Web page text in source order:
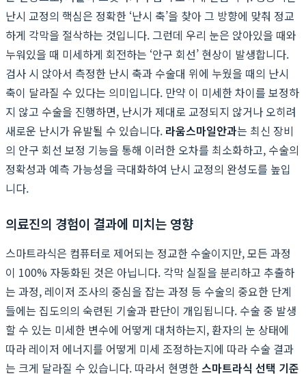
난시 교정의 핵심은 정확한 ‘난시 축’을 찾아 그 방향에 맞춰 정교
하게 각막을 절삭하는 것입니다. 그런데 우리 눈은 앉아있을 때와
누워있을 때 미세하게 회전하는 ‘안구 회선’ 현상이 발생합니다.
검사 시 앉아서 측정한 난시 축과 수술대 위에 누웠을 때의 난시
축이 달라질 수 있다는 의미입니다. 만약 이 미세한 차이를 보정하
지 않고 수술을 진행하면, 난시가 제대로 교정되지 않거나 오히려
새로운 난시가 유발될 수 있습니다. 라움스마일안과는 최신 장비
의 안구 회선 보정 기능을 통해 이러한 오차를 최소화하고, 수술의
정확성과 예측 가능성을 극대화하여 난시 교정의 완성도를 높입
니다.
의료진의 경험이 결과에 미치는 영향
스마트라식은 컴퓨터로 제어되는 정교한 수술이지만, 모든 과정
이 100% 자동화된 것은 아닙니다. 각막 실질을 분리하고 추출하
는 과정, 레이저 조사의 중심을 잡는 과정 등 수술의 중요한 단계
들에는 집도의의 숙련된 기술과 판단이 개입됩니다. 수술 중 발생
할 수 있는 미세한 변수에 어떻게 대처하는지, 환자의 눈 상태에
따라 레이저 에너지를 어떻게 미세 조정하는지에 따라 수술 결과
는 크게 달라질 수 있습니다. 따라서 현명한스마트라식 선택 기준